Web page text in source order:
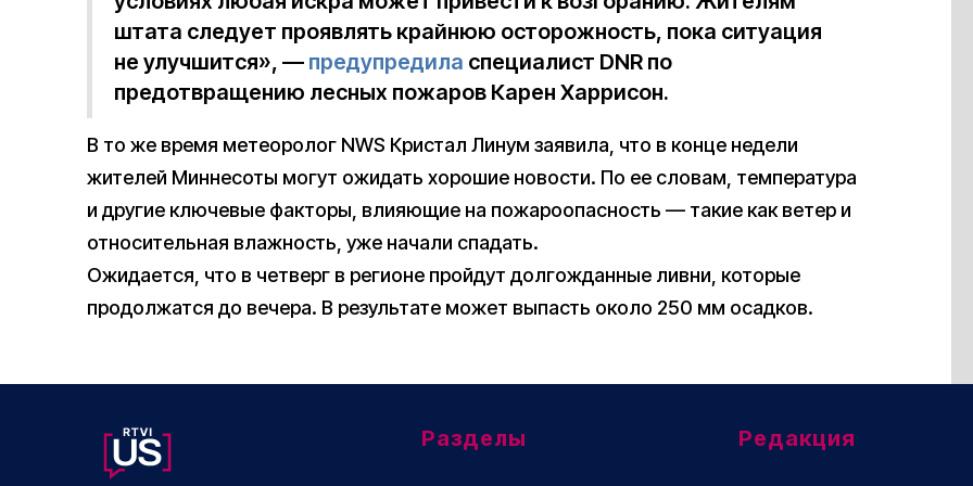
штата следует проявлять крайнюю осторожность, пока ситуация
не улучшится», — предупредила специалист DNR по
предотвращению лесных пожаров Карен Харрисон.
В то же время метеоролог NWS Кристал Линум заявила, что в конце недели
жителей Миннесоты могут ожидать хорошие новости. По ее словам, температура
и другие ключевые факторы, влияющие на пожароопасность — такие как ветер и
относительная влажность, уже начали спадать.
Ожидается, что в четверг в регионе пройдут долгожданные ливни, которые
продолжатся до вечера. В результате может выпасть около 250 мм осадков.
Разделы Редакция